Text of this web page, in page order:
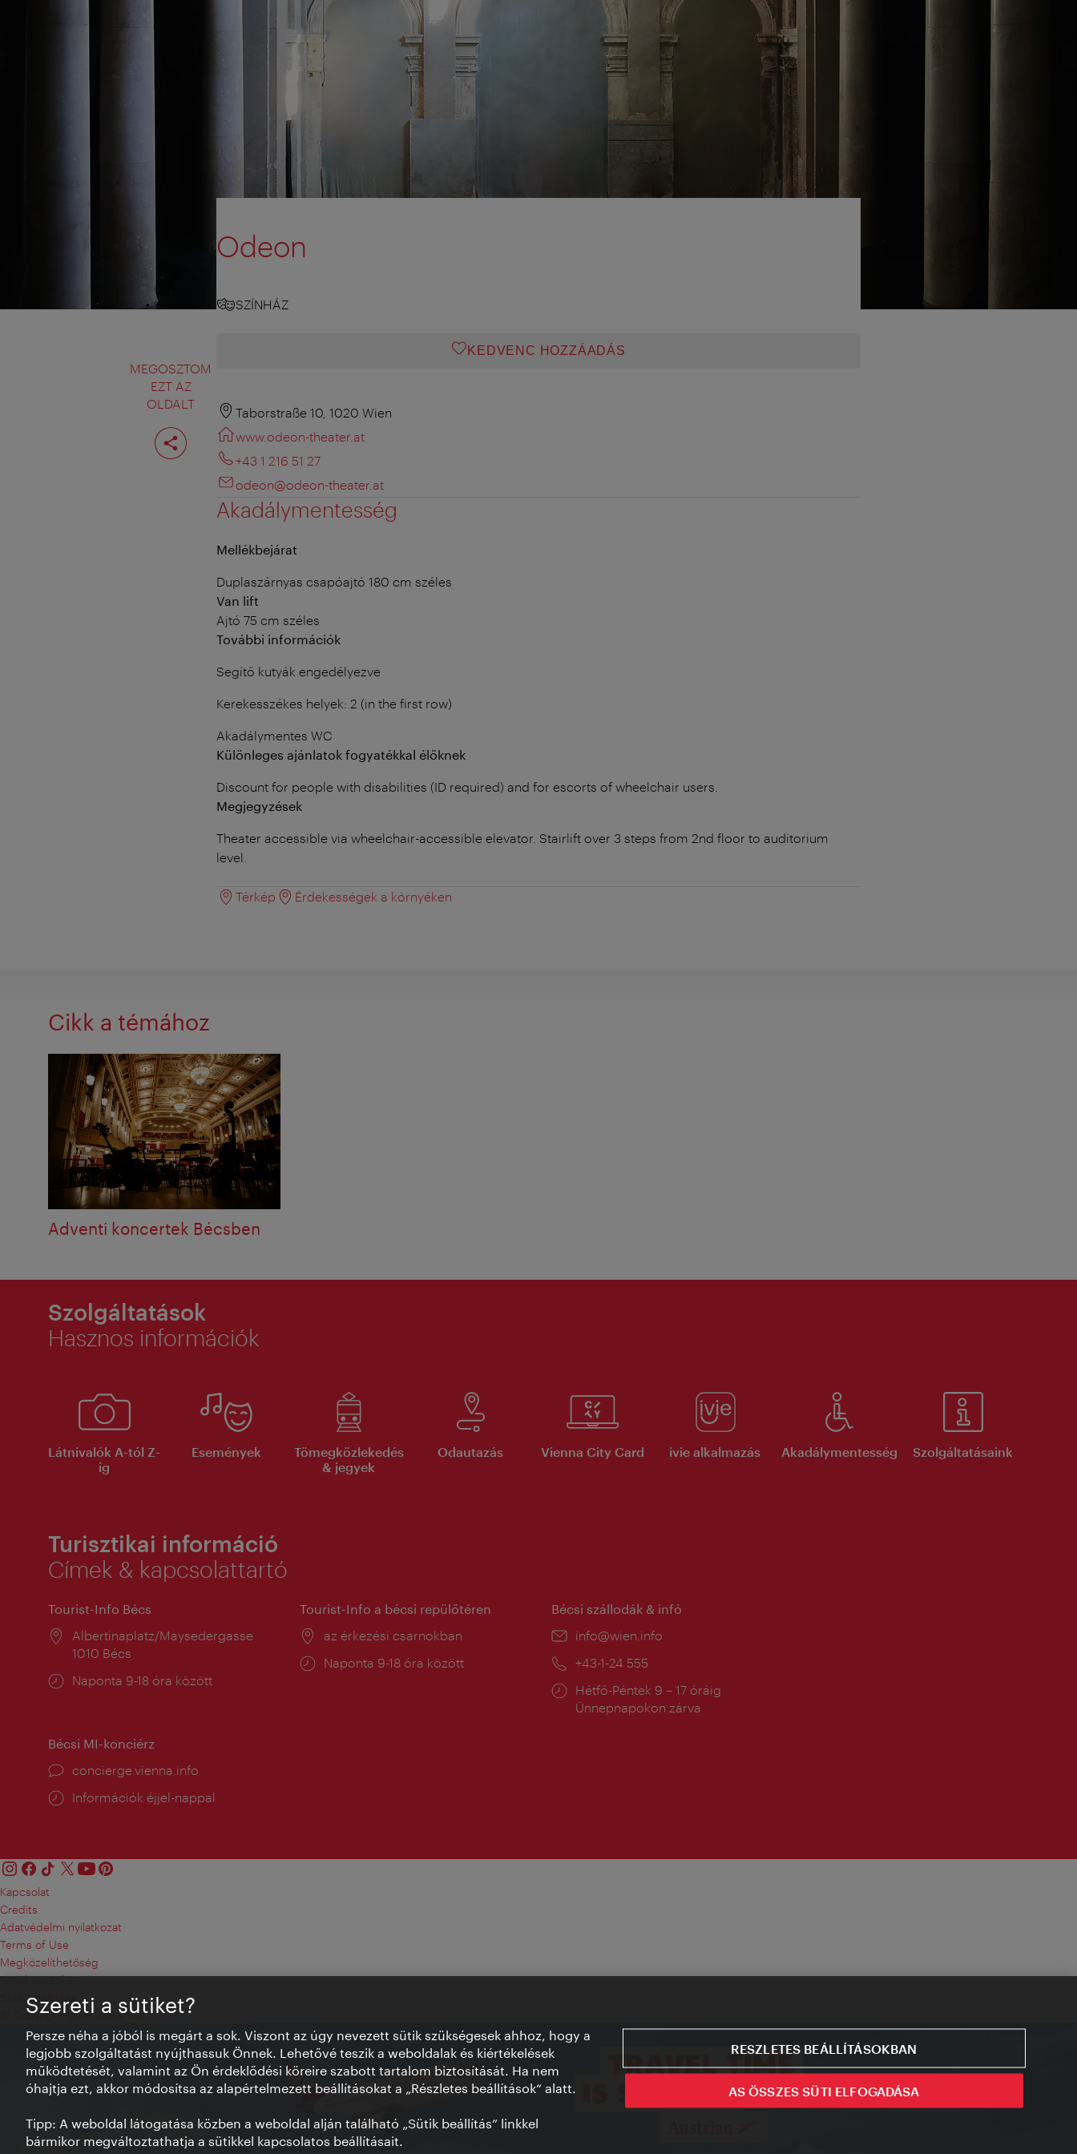
MEGOSZTOM
EZT AZ
OLDALT
Oldal
megosztása
Odeon
SZÍNHÁZ
KEDVENC HOZZÁADÁS
Taborstraße 10, 1020 Wien
www.odeon-theater.at
+43 1 216 51 27
odeon@odeon-theater.at
Akadálymentesség
Mellékbejárat
Duplaszárnyas csapóajtó 180 cm széles
Van lift
Ajtó 75 cm széles
További információk
Segítő kutyák engedélyezve
Kerekesszékes helyek: 2 (in the first row)
Akadálymentes WC
Különleges ajánlatok fogyatékkal élőknek
Discount for people with disabilities (ID required) and for escorts of wheelchair users.
Megjegyzések
Theater accessible via wheelchair-accessible elevator. Stairlift over 3 steps from 2nd floor to auditorium
level.
Térkép Érdekességek a környéken
Cikk a témához
Adventi koncertek Bécsben
Szolgáltatások
Hasznos információk
Látnivalók A-tól Z-
ig
Események
Tömegközlekedés
& jegyek
Odautazás Vienna City Card ivie alkalmazás Akadálymentesség Szolgáltatásaink
Turisztikai információ
Címek & kapcsolattartó
Tourist-Info Bécs
Helyszín:
Albertinaplatz/Maysedergasse
1010 Bécs
Nyitva
Naponta 9-18 óra között
Tourist-Info a bécsi repülőtéren
Helyszín:
az érkezési csarnokban
Nyitva
Naponta 9-18 óra között
Bécsi szállodák & infó
E-
info@wien.info
Telefon:
+43-1-24 555
Nyitva
tartás:
Hétfő-Péntek 9 – 17 óráig
Ünnepnapokon zárva
Bécsi MI-konciérz
concierge.vienna.info
Információk éjjel-nappal
Kapcsolat
Credits
Adatvédelmi nyilatkozat
Terms of Use
Megközelíthetőség
Sajtókapcsolat
Sütik beállítása
© Copyright WienTourismus
Szereti a sütiket?
Persze néha a jóból is megárt a sok. Viszont az úgy nevezett sütik szükségesek ahhoz, hogy a
legjobb szolgáltatást nyújthassuk Önnek. Lehetővé teszik a weboldalak és kiértékelések
működtetését, valamint az Ön érdeklődési köreire szabott tartalom biztosítását. Ha nem
óhajtja ezt, akkor módosítsa az alapértelmezett beállításokat a „Részletes beállítások“ alatt.
Tipp: A weboldal látogatása közben a weboldal alján található „Sütik beállítás” linkkel
bármikor megváltoztathatja a sütikkel kapcsolatos beállításait.
RESZLETES BEÁLLÍTÁSOKBAN
AS ÖSSZES SÜTI ELFOGADÁSA